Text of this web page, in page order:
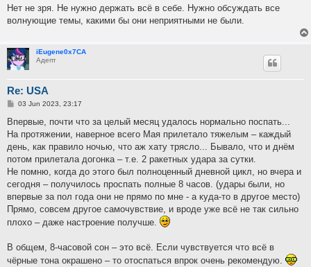
Нет не зря. Не нужно держать всё в себе. Нужно обсуждать все
волнующие темы, какими бы они неприятными не были.
iEugene0x7CA
Адепт
Re: USA
P
s
03 Jun 2023, 23:17
Впервые, почти что за целый месяц удалось нормально поспать...
На протяжении, наверное всего Мая прилетало тяжелым – каждый
день, как правило ночью, что аж хату трясло... Бывало, что и днём
потом прилетала догонка – т.е. 2 ракетных удара за сутки.
Не помню, когда до этого был полноценный дневной цикл, но вчера и
сегодня – получилось проспать полные 8 часов. (удары были, но
впервые за пол года они не прямо по мне - а куда-то в другое место)
Прямо, совсем другое самочувствие, и вроде уже всё не так сильно
плохо – даже настроение получше.
В общем, 8-часовой сон – это всё. Если чувствуется что всё в
чёрные тона окрашено – то отоспаться впрок очень рекомендую.